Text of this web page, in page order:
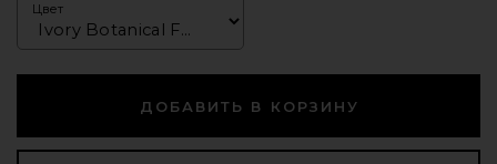
Цвет
ДОБАВИТЬ В КОРЗИНУ